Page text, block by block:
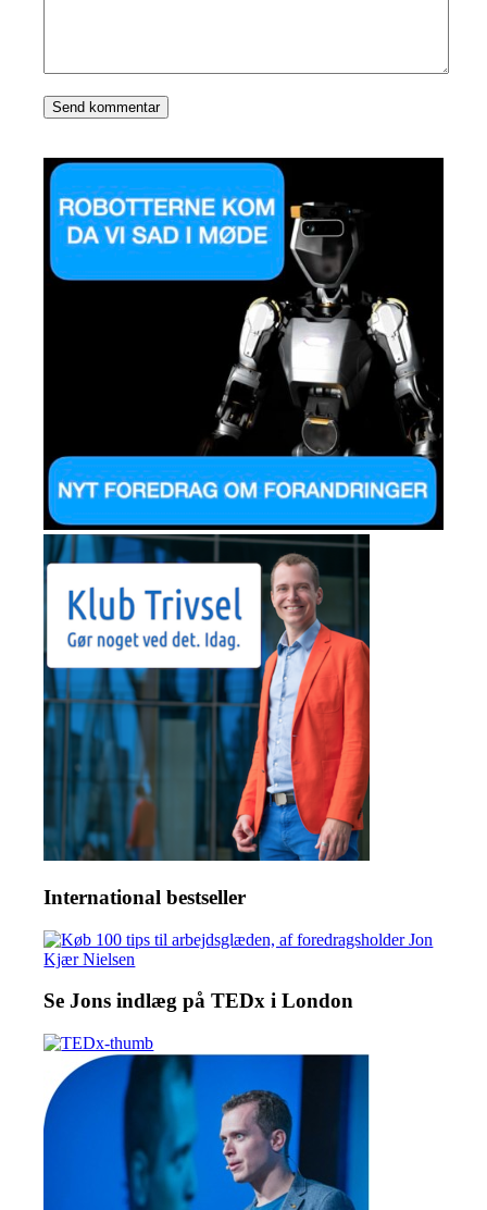
International bestseller
Se Jons indlæg på TEDx i London